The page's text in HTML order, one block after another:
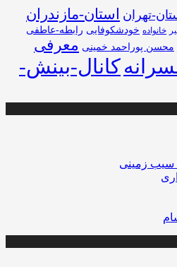
تهران استان-مازندران
خانواده خودشکوفایی رابطه-عاطفی
محسن پوراحمد خمینی معرفی
کانال-بینش-